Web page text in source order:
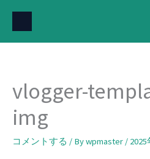
を
vlogger-
img
コメントする / Bywpmaster /